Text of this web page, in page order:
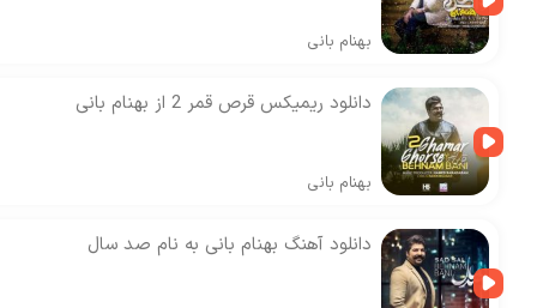
بهنام بانی
دانلود ریمیکس قرص قمر 2 از بهنام بانی
بهنام بانی
دانلود آهنگ بهنام بانی به نام صد سال